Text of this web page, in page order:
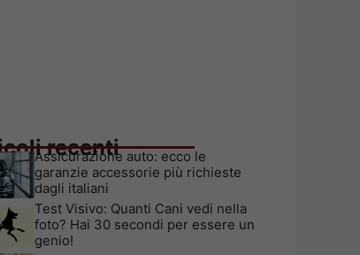
recenti
Assicurazione auto: ecco le
garanzie accessorie più richieste
dagli italiani
Test Visivo: Quanti Cani vedi nella
foto? Hai 30 secondi per essere un
genio!